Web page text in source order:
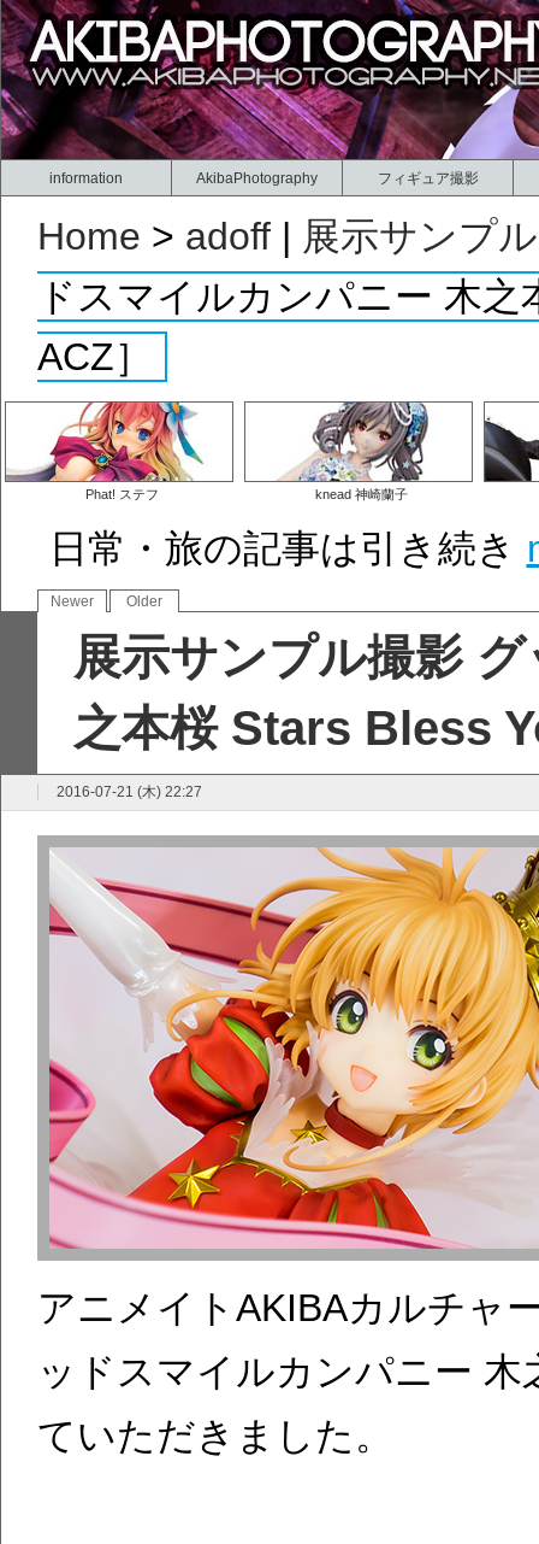
information AkibaPhotography フィギュア撮影
Home > adoff | 展示サンプ
ドスマイルカンパニー 木
ACZ］
Phat! ステフ knead 神崎蘭子
日常・旅の記事は引き続き
Newer Older
展示サンプル撮影
之本桜 Stars Bless
2016-07-21 (木) 22:27
アニメイトAKIBAカルチャ
ッドスマイルカンパニー 木
ていただきました。